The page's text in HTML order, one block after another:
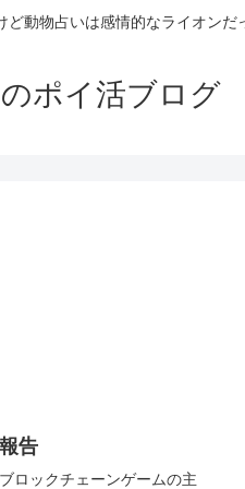
動物占いは感情的なライオンだ
ポイ活ブログ
告
ロックチェーンゲームの主